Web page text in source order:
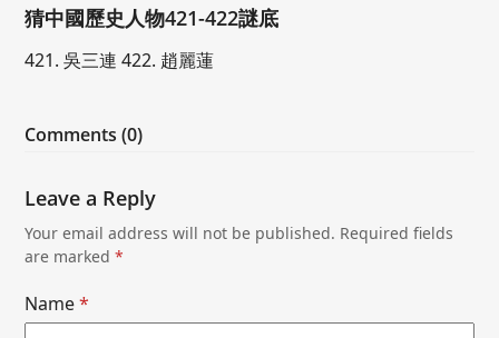
猜中國歷史人物421-422謎底
421. 吳三連 422. 趙麗蓮
Comments (0)
Leave a Reply
Your email address will not be published. Required fields
are marked*
Name*